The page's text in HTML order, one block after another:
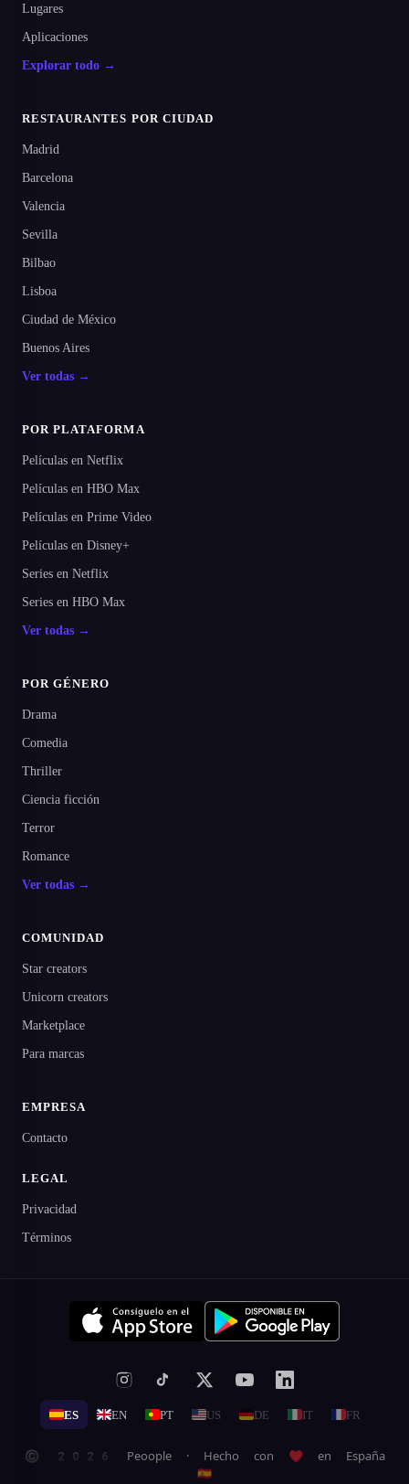
Lugares
Aplicaciones
Explorar todo →
RESTAURANTES POR CIUDAD
Madrid
Barcelona
Valencia
Sevilla
Bilbao
Lisboa
Ciudad de México
Buenos Aires
Ver todas →
POR PLATAFORMA
Películas en Netflix
Películas en HBO Max
Películas en Prime Video
Películas en Disney+
Series en Netflix
Series en HBO Max
Ver todas →
POR GÉNERO
Drama
Comedia
Thriller
Ciencia ficción
Terror
Romance
Ver todas →
COMUNIDAD
Star creators
Unicorn creators
Marketplace
Para marcas
EMPRESA
Contacto
LEGAL
Privacidad
Términos
ES EN PT US DE IT FR
© 2026 Peoople · Hecho con ♥ en España
🇪🇸